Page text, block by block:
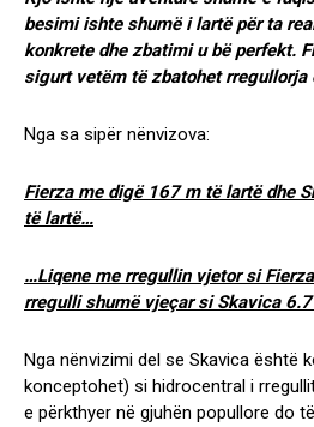
besimi ishte shumë i lartë për ta
konkrete dhe zbatimi u bë perfekt.
sigurt vetëm të zbatohet rregullorja
Nga sa sipër nënvizova:
Fierza me digë 167 m të lartë dhe
të lartë…
…Liqene me rregullin vjetor si
rregulli shumë vjeçar si Skavica
Nga nënvizimi del se Skavica është
konceptohet) si hidrocentral i
e përkthyer në gjuhën popullore do